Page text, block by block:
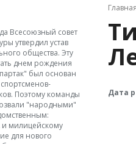
Дата
Всесоюзный совет
утвердил устав
общества. Эту
днем рождения
был основан
Поэтому команды
"народными"
милицейскому
для нового